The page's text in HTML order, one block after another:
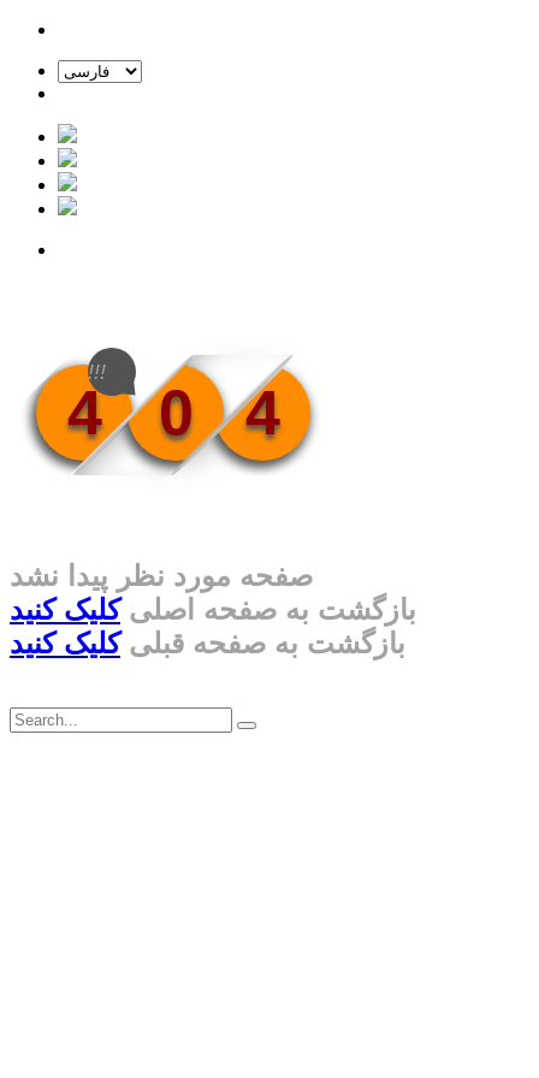
4 0 4
!!!
صفحه مورد نظر پیدا نشد
بازگشت به صفحه اصلیکلیک کنید
بازگشت به صفحه قبلیکلیک کنید